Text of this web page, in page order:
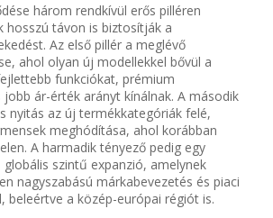
három rendkívül erős pilléren
hosszú távon is biztosítják a
Az első pillér a meglévő
ahol olyan új modellekkel bővül a
funkciókat, prémium
ár-érték arányt kínálnak. A második
nyitás az új termékkategóriák felé,
meghódítása, ahol korábban
A harmadik tényező pedig egy
globális szintű expanzió, amelynek
nagyszabású márkabevezetés és piaci
beleértve a közép-európai régiót is.